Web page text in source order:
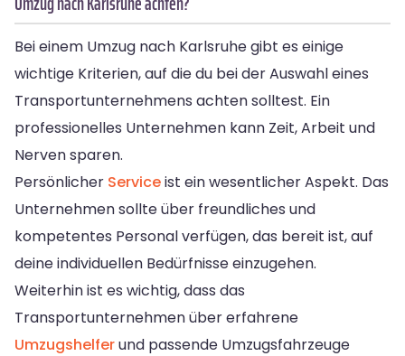
Bei einem Umzug nach Karlsruhe gibt es einige
wichtige Kriterien, auf die du bei der Auswahl eines
Transportunternehmens achten solltest. Ein
professionelles Unternehmen kann Zeit, Arbeit und
Nerven sparen.
Persönlicher Serviceist ein wesentlicher Aspekt. Das
Unternehmen sollte über freundliches und
kompetentes Personal verfügen, das bereit ist, auf
deine individuellen Bedürfnisse einzugehen.
Weiterhin ist es wichtig, dass das
Transportunternehmen über erfahrene
Umzugshelferund passende Umzugsfahrzeuge